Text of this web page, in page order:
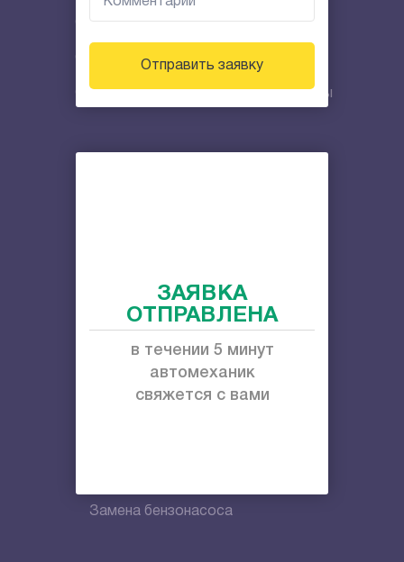
Отправить заявку
ЗАЯВКА
ОТПРАВЛЕНА
в течении 5 минут
автомеханик
свяжется с вами
Отключение сигнализации Призрак
Отключение метки
Отключение противоугонной системы
Слив топлива
Вскрытие багажника
Замена бензонасоса